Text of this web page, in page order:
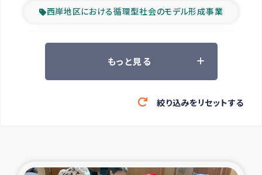
西岸地区における循環型社会のモデル形成事業
ツアー参加者の声
緊急救援の時代
東ティモール豪雨緊急支援
もっと見る
絞り込みをリセットする